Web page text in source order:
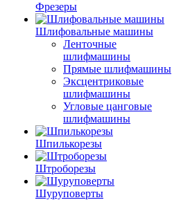
Фрезеры
Шлифовальные машины
Ленточные
шлифмашины
Прямые шлифмашины
Эксцентриковые
шлифмашины
Угловые цанговые
шлифмашины
Шпилькорезы
Штроборезы
Шуруповерты